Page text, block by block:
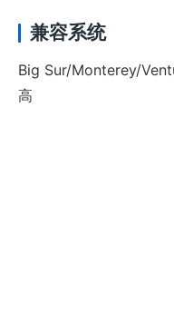
兼容系统
Big Sur/Monterey/
高